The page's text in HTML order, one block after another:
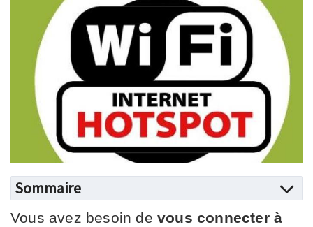
Sommaire
Vous avez besoin de vous connecter à